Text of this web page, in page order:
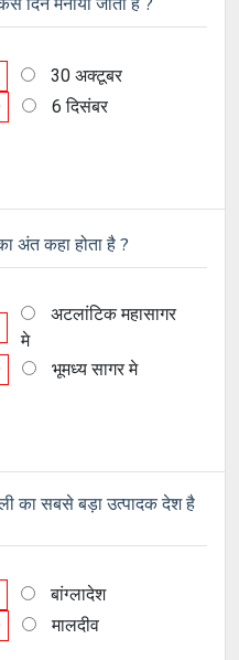
30 अक्टूबर
6 दिसंबर
अंत कहा होता है ?
अटलांटिक महासागर
मे
भूमध्य सागर मे
का सबसे बड़ा उत्पादक देश है
बांग्लादेश
मालदीव